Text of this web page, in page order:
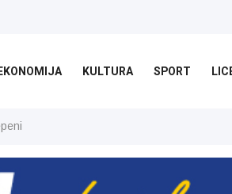
KULTURA SPORT